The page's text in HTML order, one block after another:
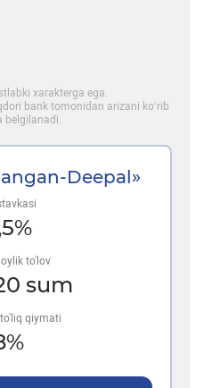
xarakterga ega.
bank tomonidan arizani ko‘rib
belgilanadi.
Deepal»
%
to'lov
sum
qiymati
%